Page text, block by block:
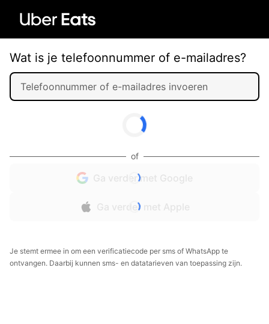
Wat is je telefoonnummer of e-mailadres?
of
Ga verder met Google
Ga verder met Apple
Je stemt ermee in om een verificatiecode per sms of WhatsApp te
ontvangen. Daarbij kunnen sms- en datatarieven van toepassing zijn.